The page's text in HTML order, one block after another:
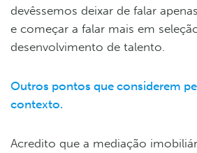
devêssemos deixar de falar
e começar a falar mais em
desenvolvimento de talento.
Outros pontos que considerem
contexto.
Acredito que a mediação